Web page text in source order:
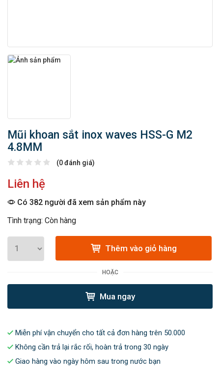
Mũi khoan sắt inox waves HSS-G M2
4.8MM
(0 đánh giá)
Liên hệ
Có 382 người đã xem sản phẩm này
Tình trạng: Còn hàng
Thêm vào giỏ hàng
HOẶC
Mua ngay
Miễn phí vận chuyển cho tất cả đơn hàng trên 50.000
Không cần trả lại rắc rối, hoàn trả trong 30 ngày
Giao hàng vào ngày hôm sau trong nước bạn